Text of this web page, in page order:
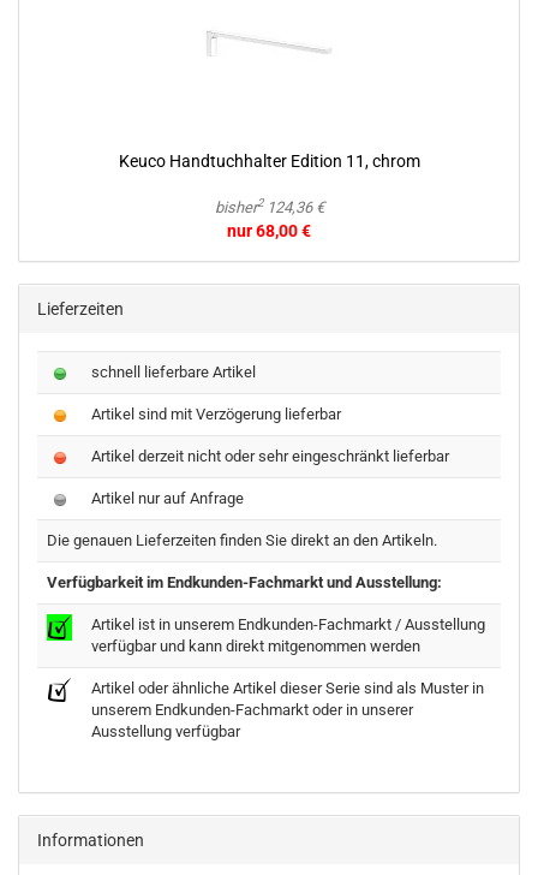
Keuco Hand­tuch­hal­ter Edi­ti­on 11, chrom
bisher2124,36 €
nur 68,00 €
Lieferzeiten
schnell lieferbare Artikel
Artikel sind mit Verzögerung lieferbar
Artikel derzeit nicht oder sehr eingeschränkt lieferbar
Artikel nur auf Anfrage
Die genauen Lieferzeiten finden Sie direkt an den Artikeln.
Verfügbarkeit im Endkunden-Fachmarkt und Ausstellung:
Artikel ist in unserem Endkunden-Fachmarkt / Ausstellung
verfügbar und kann direkt mitgenommen werden
Artikel oder ähnliche Artikel dieser Serie sind als Muster in
unserem Endkunden-Fachmarkt oder in unserer
Ausstellung verfügbar
Informationen